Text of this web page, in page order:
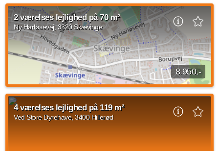
2 værelses lejlighed på Valseværksstræde, Frederiksværk på
57 m2 med indflytning den 1. oktober 2026. Den månedlige
husleje er på 9.950 kr og forbrug...
Kilde: Domus Nova
2 vær. 57 m² 30. sep. 2026
2 værelses lejlighed på 70 m²
Ny Harløsevej, 3320 Skævinge
8.950,-
2 værelses lejlighed beliggende Ny Harløsevej, Skævinge på
70 kvadratmeter med indflytning d. 1. november 2026.
Husleje udgør 8.950 kroner og forbrug...
4 værelses lejlighed på 119 m²
Ved Store Dyrehave, 3400 Hillerød